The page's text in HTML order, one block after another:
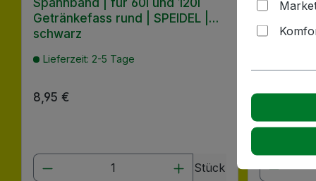
Getränkefass rund | SPEIDEL |
schwarz
Lieferzeit: 2-5 Tage
Regulärer Preis:
8,95 €
Produkt Anzahl: Gib den
Stück
4,82 €